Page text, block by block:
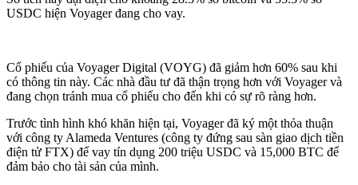
USDC hiện Voyager đang cho vay.
Cổ phiếu của Voyager Digital (VOYG) đã giảm hơn 60% sau khi
có thông tin này. Các nhà đầu tư đã thận trọng hơn với Voyager và
đang chọn tránh mua cổ phiếu cho đến khi có sự rõ ràng hơn.
Trước tình hình khó khăn hiện tại, Voyager đã ký một thỏa thuận
với công ty Alameda Ventures (công ty đứng sau sàn giao dịch tiền
điện tử FTX) để vay tín dụng 200 triệu USDC và 15,000 BTC để
đảm bảo cho tài sản của mình.